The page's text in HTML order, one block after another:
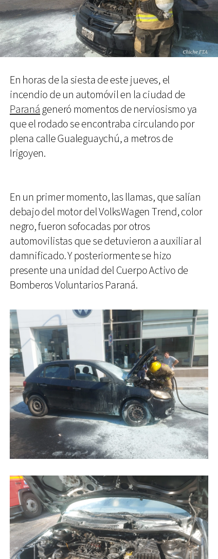
En horas de la siesta de este jueves, el
incendio de un automóvil en la ciudad de
Paraná generó momentos de nerviosismo ya
que el rodado se encontraba circulando por
plena calle Gualeguaychú, a metros de
Irigoyen.
En un primer momento, las llamas, que salían
debajo del motor del VolksWagen Trend, color
negro, fueron sofocadas por otros
automovilistas que se detuvieron a auxiliar al
damnificado. Y posteriormente se hizo
presente una unidad del Cuerpo Activo de
Bomberos Voluntarios Paraná.